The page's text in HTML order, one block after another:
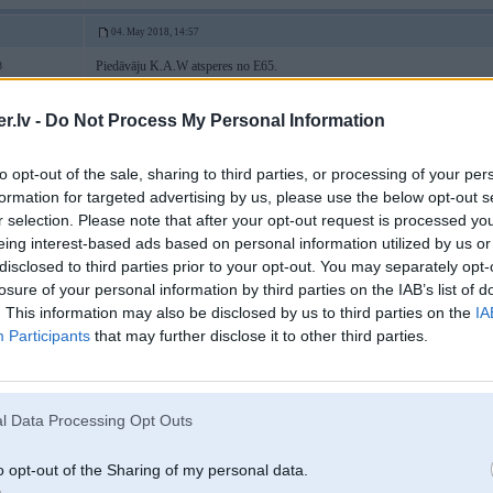
- Do Not Process My Personal Information
opt-out of the sale, sharing to third parties, or processing of your
for targeted advertising by us, please use the below opt-out
selection. Please note that after your opt-out request is processed
interest-based ads based on personal information utilized by us
to third parties prior to your opt-out. You may separately
of your personal information by third parties on the IAB’s list of
This information may also be disclosed by us to third parties on the
Participants that may further disclose it to other third parties.
Data Processing Opt Outs
opt-out of the Sharing of my personal data.
04. May 2018, 14:57
Piedāvāju K.A.W atsperes no E65.
Atnāca no vācijas sēdināts uzlikām parastās atsperes.
Labā stāvoklī.150€
22. May 2018, 20:59
Varu pārdot BMW 7.sērijas E65 E66 2002-2005 bagāžnieka paneli
Lukturiem deg visi LEDi.
Cena par visu 75 eur.
Var apskatīt Rīgā, Brīvības un Pērnavas ielu rajonā.
28 trīs trīs 90 divinulle
BILDES
12. Jun 2018, 19:40